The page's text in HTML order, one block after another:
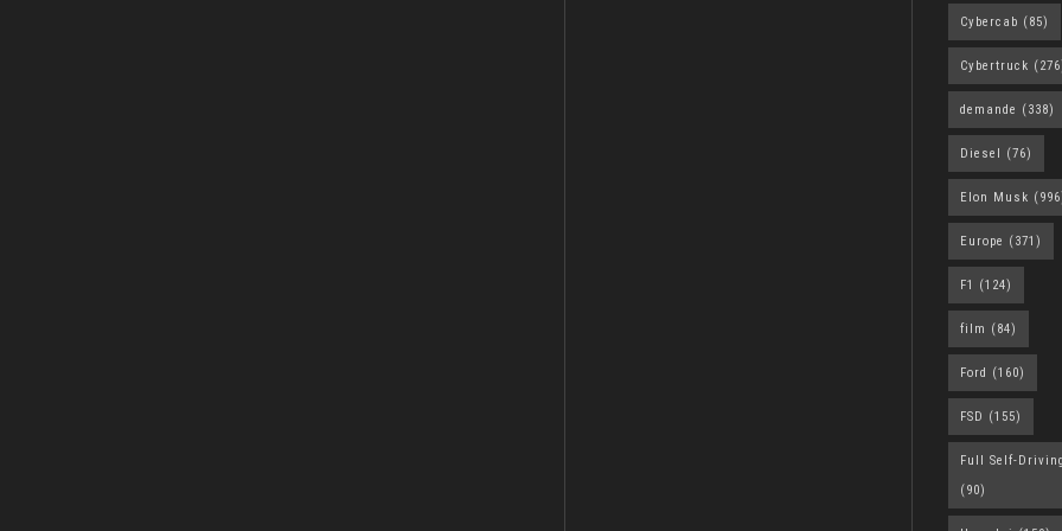
Cybercab (85)
Cybertruck
demande (338)
Diesel (76)
Elon Musk
Europe (371)
F1 (124)
film (84)
Ford (160)
FSD (155)
Full Self-Driving
(90)